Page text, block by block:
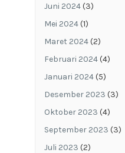
Juni 2024(3)
Mei 2024(1)
Maret 2024(2)
Februari 2024(4)
Januari 2024(5)
Desember 2023 (3)
Oktober 2023 (4)
September 2023 (3)
Juli 2023 (2)